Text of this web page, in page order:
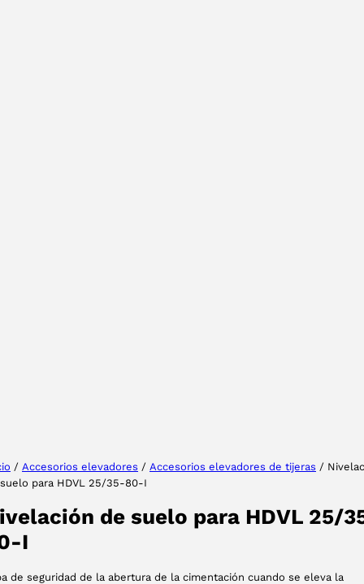
/ Accesorios elevadores / Accesorios elevadores de tijeras /
para HDVL 25/35-80-I
de suelo para HDVL 25/
I
de seguridad de la abertura de la cimentación cuando se eleva la
ACEPTAR